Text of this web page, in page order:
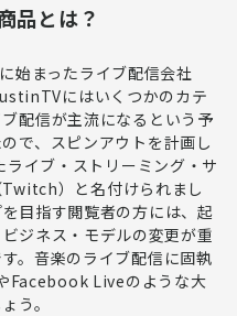
品とは？
始まったライブ配信会社
にはいくつかのカテ
配信が主流になるという予
で、スピンアウトを計画し
イブ・ストリーミング・サ
）と名付けられまし
目指す閲覧者の方には、起
ビジネス・モデルの変更が重
。音楽のライブ配信に固執
Facebook Liveのような大
う。